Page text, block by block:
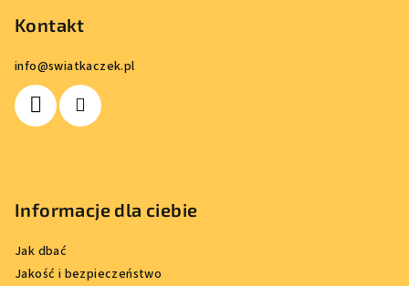
Kontakt
info@swiatkaczek.pl
Informacje dla ciebie
Jak dbać
Jakość i bezpieczeństwo